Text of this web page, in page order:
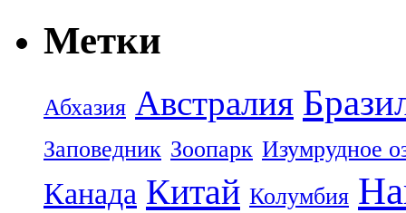
Метки
Абхазия Австралия
Заповедник Зоопарк Изумрудное
Канада Китай Колумбия